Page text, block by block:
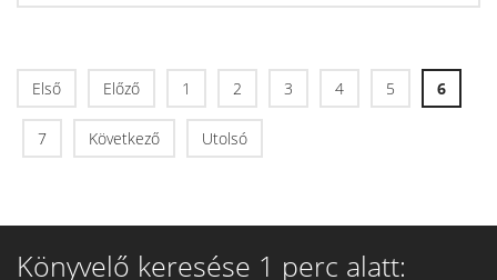
Első Előző 1 2 3 4 5 6
7 Következő Utolsó
Könyvelő keresése 1 perc alatt: